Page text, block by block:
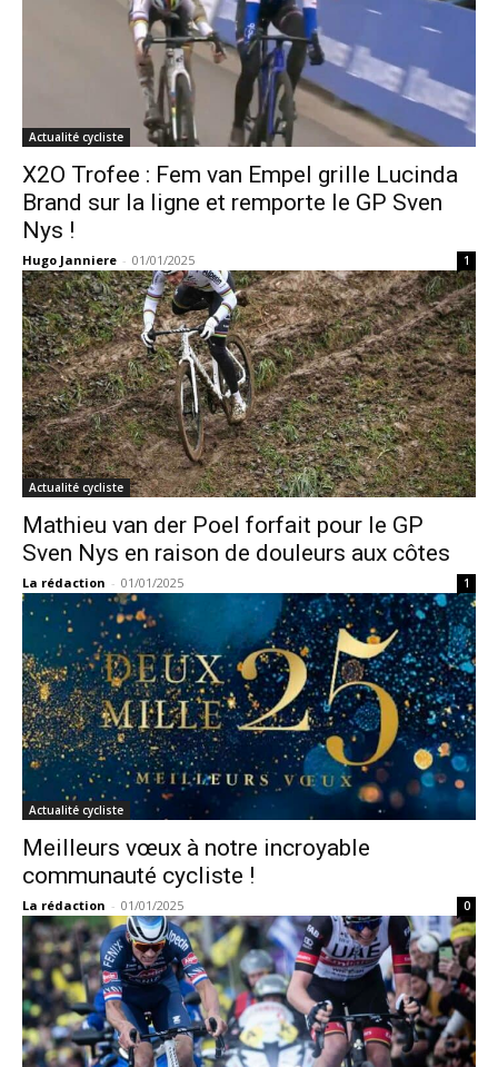
Actualité cycliste
X2O Trofee : Fem van Empel grille Lucinda
Brand sur la ligne et remporte le GP Sven
Nys !
Hugo Janniere - 01/01/2025 1
Actualité cycliste
Mathieu van der Poel forfait pour le GP
Sven Nys en raison de douleurs aux côtes
La rédaction - 01/01/2025 1
Actualité cycliste
Meilleurs vœux à notre incroyable
communauté cycliste !
La rédaction - 01/01/2025 0